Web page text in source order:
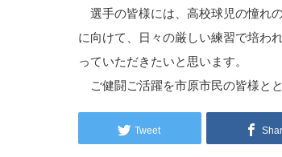
選手の皆様には、高校球児の憧れ
に向けて、日々の厳しい練習で培わ
っていただきたいと思います。
ご健闘ご活躍を市原市民の皆様と
Tweet